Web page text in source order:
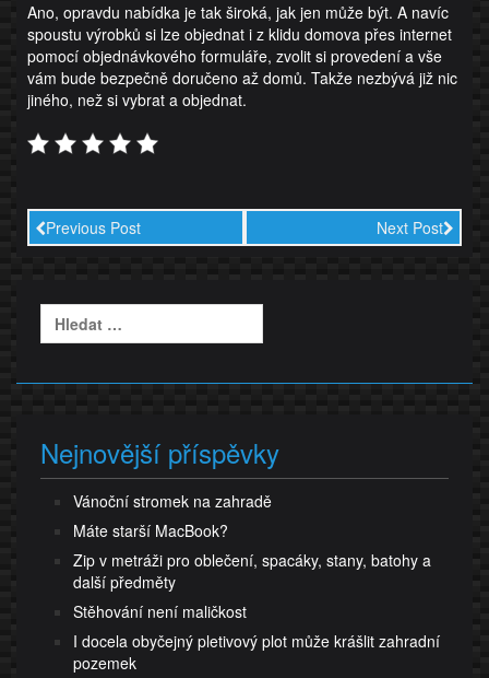
Ano, opravdu nabídka je tak široká, jak jen může být. A navíc
spoustu výrobků si lze objednat i z klidu domova přes internet
pomocí objednávkového formuláře, zvolit si provedení a vše
vám bude bezpečně doručeno až domů. Takže nezbývá již nic
jiného, než si vybrat a objednat.
Previous Post Next Post
Vyhledávání
Nejnovější příspěvky
Vánoční stromek na zahradě
Máte starší MacBook?
Zip v metráži pro oblečení, spacáky, stany, batohy a
další předměty
Stěhování není maličkost
I docela obyčejný pletivový plot může krášlit zahradní
pozemek